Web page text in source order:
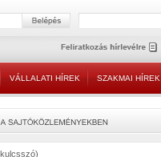
VÁLLALATI HÍREK SZAKMAI HÍREK